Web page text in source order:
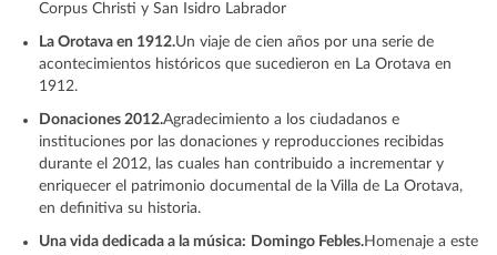
Corpus Christi y San Isidro Labrador
La Orotava en 1912.Un viaje de cien años por una serie de
acontecimientos históricos que sucedieron en La Orotava en
1912.
Donaciones 2012.Agradecimiento a los ciudadanos e
instituciones por las donaciones y reproducciones recibidas
durante el 2012, las cuales han contribuido a incrementar y
enriquecer el patrimonio documental de la Villa de La Orotava,
en definitiva su historia.
Una vida dedicada a la música: Domingo Febles.Homenaje a este